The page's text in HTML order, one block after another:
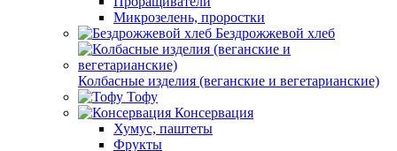
Микрозелень, проростки
Бездрожжевой хлеб
Колбасные изделия (веганские и вегетарианские)
Тофу
Консервация
Хумус, паштеты
Фрукты